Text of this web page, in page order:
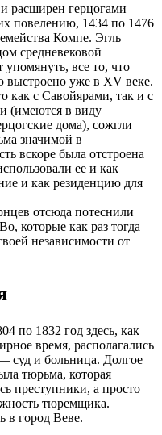
расширен герцогами
повелению, 1434 по 1476
Компе. Эгль
средневековой
упомянуть, все то, что
выстроено уже в XV веке.
как с Савойярами, так и с
(имеются в виду
дома), сожгли
значимой в
вскоре была отстроена
ее и как
и как резиденцию для
отсюда потеснили
которые как раз тогда
независимости от
по 1832 год здесь, как
время, располагались
суд и больница. Долгое
тюрьма, которая
преступники, а просто
тюремщика.
в город Веве.